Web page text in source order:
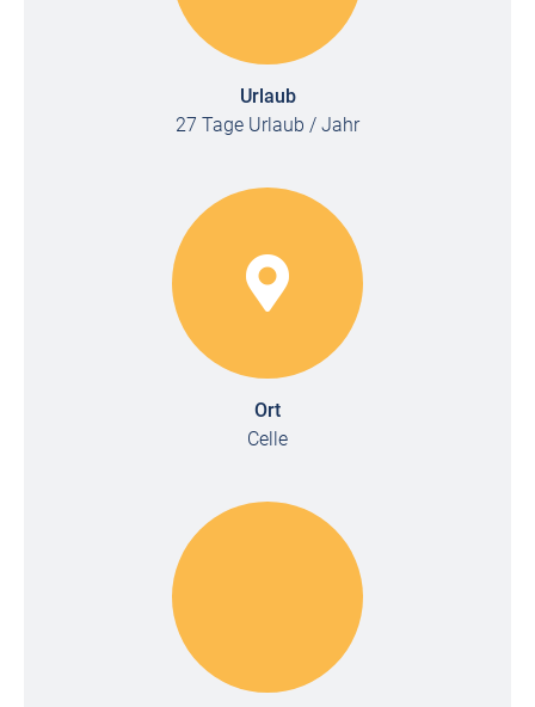
Urlaub
27 Tage Urlaub / Jahr
Ort
Celle